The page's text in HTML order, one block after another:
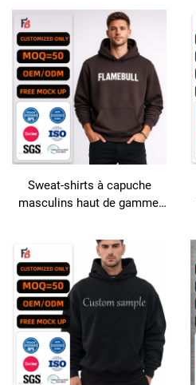
tombantes et impression en
relief, 300 g/m²
Sweat-shirts à capuche
masculins haut de gamme,
modèles design simples et
neutres, décontractés, pour
grandes tailles